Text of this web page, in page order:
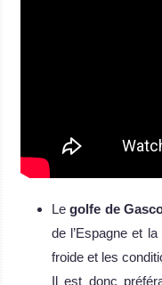
Legolfe de
de l’Espagne et
froide et les
Il est donc